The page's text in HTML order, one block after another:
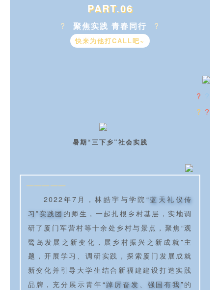
PART.06
? 聚焦实践 青春同行 ?
快来为他打CALL吧~
?
? ?
暑期“三下乡”社会实践
—————
2022年7月，林皓宇与学院“蓝天礼仪传
习”实践团 的师生，一起扎根乡村基层，实地调
研了厦门军营村等十余处乡村与景点，聚焦“观
鹭岛发展之新变化，展乡村振兴之新成就”主
题，开展学习、调研实践，探索厦门发展成就
新变化并引导大学生结合新福建建设打造实践
品牌，充分展示青年“踔厉奋发、强国有我”的